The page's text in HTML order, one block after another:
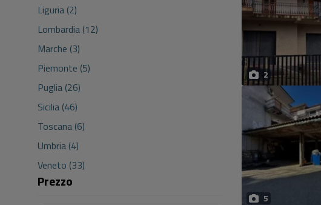
Liguria (2)
Lombardia (12)
Marche (3)
Piemonte (5)
Puglia (26)
Sicilia (46)
Toscana (6)
Umbria (4)
Veneto (33)
Prezzo
2
5